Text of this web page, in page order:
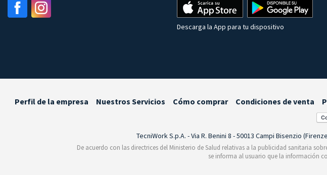
Descarga la App para tu dispositivo
Perfil de la empresa Nuestros Servicios Cómo comprar Condiciones de venta
TecniWork S.p.A. - Via R. Benini 8 - 50013 Campi Bisenzio
De acuerdo con las directrices del Ministerio de Salud relativas a la publicidad sanitaria
se informa al usuario que la información